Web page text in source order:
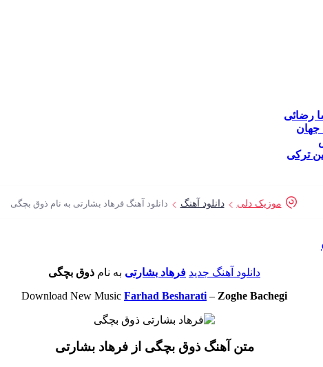
رضائی
جهان
ترکی
موزیک دلی دانلود آهنگ دانلود آهنگ فرهاد بشارتی به نام ذوق بچگی
دانلود آهنگ جدید فرهاد بشارتی به نام ذوق بچگی
Download New Music Farhad Besharati – Zoghe Bachegi
متن آهنگ ذوق بچگی از فرهاد بشارتی